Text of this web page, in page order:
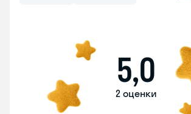
5,0
2 оценки